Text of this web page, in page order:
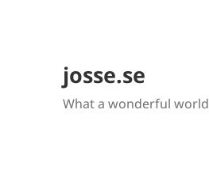
josse.se
What a wonderful world